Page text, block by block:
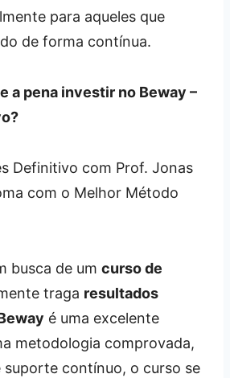
para aqueles que
de forma contínua.
a pena investir no Beway –
busca de um curso de
traga resultados
é uma excelente
metodologia comprovada,
suporte contínuo, o curso se